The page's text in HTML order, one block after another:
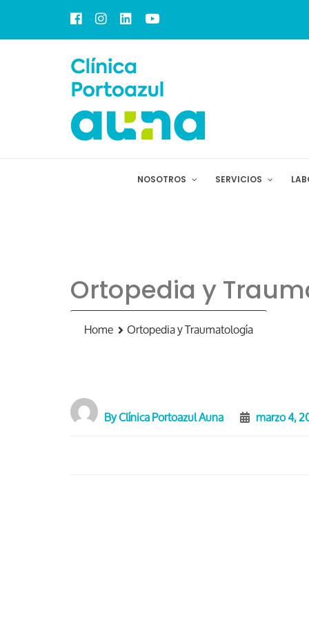
NOSOTROS SERVICIOS
Ortopedia y
Home Ortopedia y Traumatología
ByClínica Portoazul Auna marzo 4,